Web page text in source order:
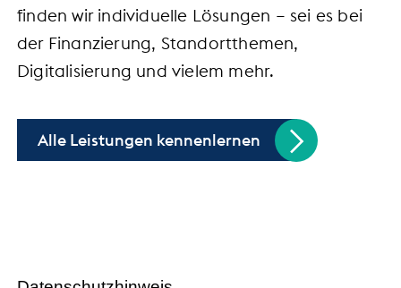
finden wir individuelle Lösungen – sei es bei
der Finanzierung, Standortthemen,
Digitalisierung und vielem mehr.
Alle Leistungen kennenlernen